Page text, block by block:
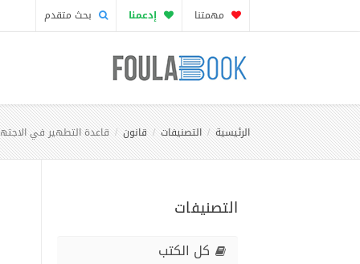
مهمتنا إدعمنا بحث متقدم
الرئيسية التصنيفات قانون قاعدة التطهير في
التصنيفات
كل الكتب